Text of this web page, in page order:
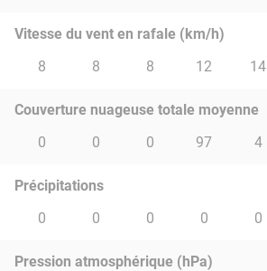
Vitesse du vent en rafale (km/h)
8
8 8 12 14
Couverture nuageuse totale moyenne
0
0 0 97 4
Précipitations
0
0 0 0 0
Pression atmosphérique (hPa)